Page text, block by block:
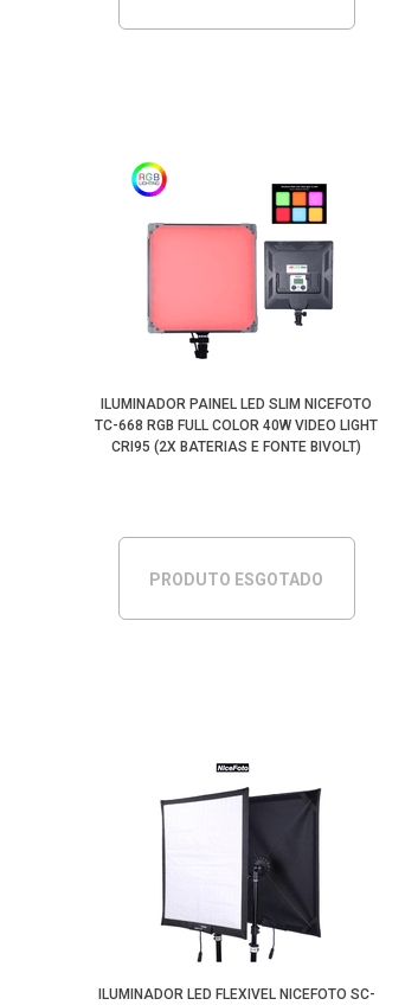
ILUMINADOR PAINEL LED SLIM NICEFOTO
TC-668 RGB FULL COLOR 40W VIDEO LIGHT
CRI95 (2X BATERIAS E FONTE BIVOLT)
PRODUTO ESGOTADO
ILUMINADOR LED FLEXIVEL NICEFOTO SC-